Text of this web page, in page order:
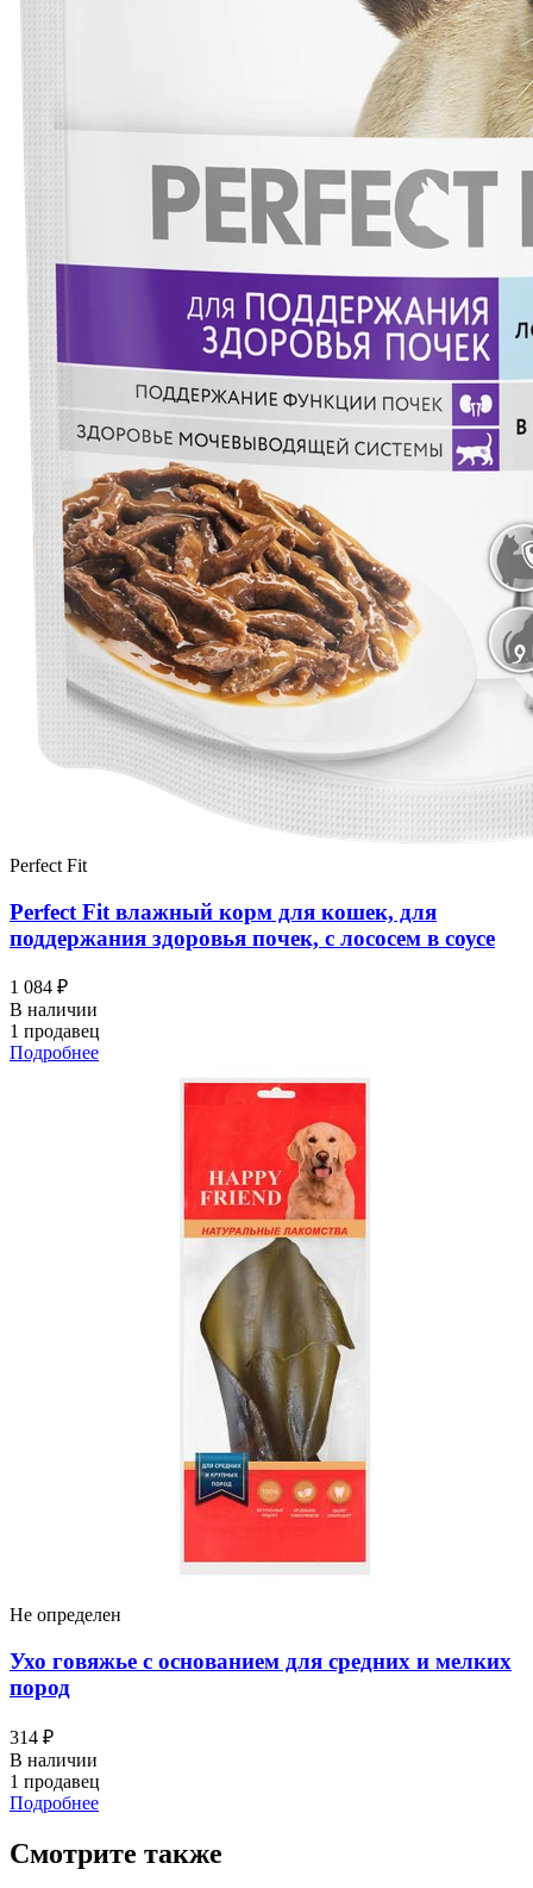
Perfect Fit
Perfect Fit влажный корм для кошек, для
поддержания здоровья почек, с лососем в соусе
1 084 ₽
В наличии
1 продавец
Подробнее
Не определен
Ухо говяжье с основанием для средних и мелких
пород
314 ₽
В наличии
1 продавец
Подробнее
Смотрите также